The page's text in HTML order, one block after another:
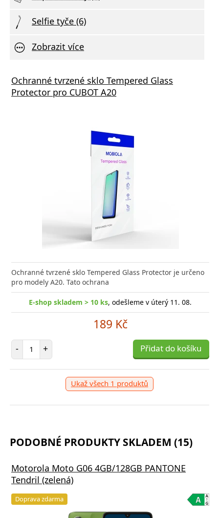
Selfie tyče (6)
Zobrazit více
Ochranné tvrzené sklo Tempered Glass
Protector pro CUBOT A20
Ochranné tvrzené sklo Tempered Glass Protector je určeno
pro modely A20. Tato ochrana
E-shop skladem > 10 ks, odešleme v úterý 11. 08.
189 Kč
- Počet položek
+ Přidat do košíku
Ukaž všech 1 produktů
PODOBNÉ PRODUKTY SKLADEM (15)
Motorola Moto G06 4GB/128GB PANTONE
Tendril (zelená)
Doprava zdarma